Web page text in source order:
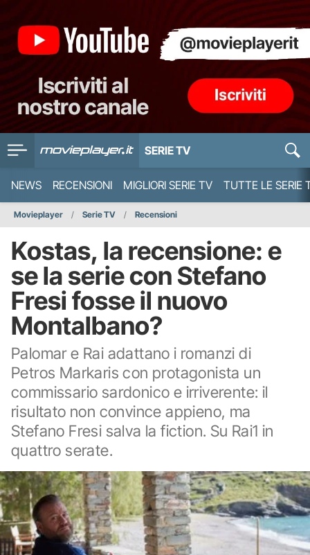
SERIE TV
NEWS RECENSIONI MIGLIORI SERIE TV TUTTE LE SERIE
Movieplayer Serie TV Recensioni
Kostas, la recensione: e
se la serie con Stefano
Fresi fosse il nuovo
Montalbano?
Palomar e Rai adattano i romanzi di
Petros Markaris con protagonista un
commissario sardonico e irriverente: il
risultato non convince appieno, ma
Stefano Fresi salva la fiction. Su Rai1 in
quattro serate.